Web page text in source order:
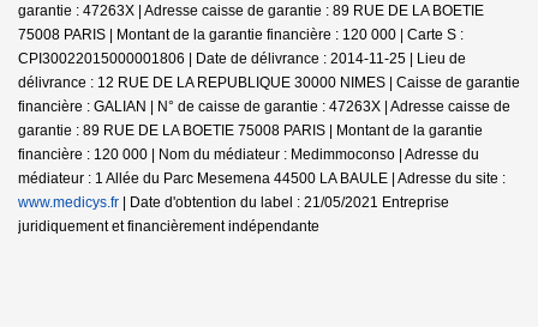
garantie : 47263X | Adresse caisse de garantie : 89 RUE DE LA BOETIE
75008 PARIS | Montant de la garantie financière : 120 000 | Carte S :
CPI30022015000001806 | Date de délivrance : 2014-11-25 | Lieu de
délivrance : 12 RUE DE LA REPUBLIQUE 30000 NIMES | Caisse de garantie
financière : GALIAN | N° de caisse de garantie : 47263X | Adresse caisse de
garantie : 89 RUE DE LA BOETIE 75008 PARIS | Montant de la garantie
financière : 120 000 | Nom du médiateur : Medimmoconso | Adresse du
médiateur : 1 Allée du Parc Mesemena 44500 LA BAULE | Adresse du site :
www.medicys.fr | Date d'obtention du label : 21/05/2021 Entreprise
juridiquement et financièrement indépendante